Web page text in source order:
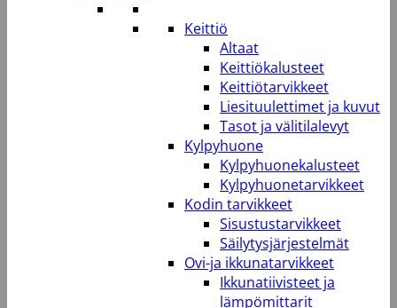
Keittiö
Altaat
Keittiökalusteet
Keittiötarvikkeet
Liesituulettimet ja kuvut
Tasot ja välitilalevyt
Kylpyhuone
Kylpyhuonekalusteet
Kylpyhuonetarvikkeet
Kodin tarvikkeet
Sisustustarvikkeet
Säilytysjärjestelmät
Ovi-ja ikkunatarvikkeet
Ikkunatiivisteet ja
lämpömittarit